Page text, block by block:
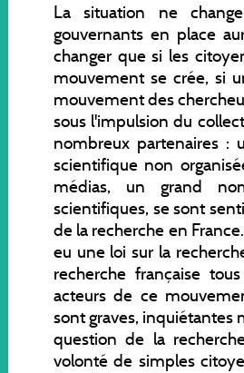
La situation ne
gouvernants en place
changer que si les
mouvement se crée, si
mouvement des
sous l'impulsion du
nombreux partenaires :
scientifique non
médias, un grand
scientifiques, se sont
de la recherche en
eu une loi sur la
recherche française
acteurs de ce
sont graves, inquiétantes
question de la
volonté de simples